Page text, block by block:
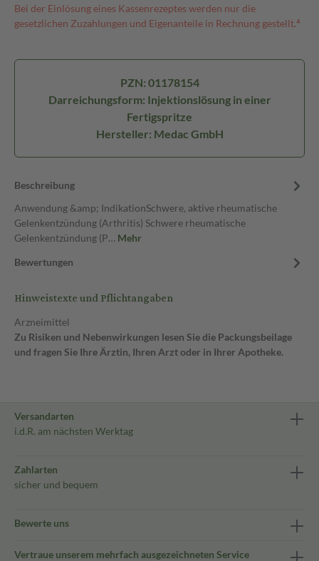
Bei der Einlösung eines Kassenrezeptes werden nur die
gesetzlichen Zuzahlungen und Eigenanteile in Rechnung gestellt.⁴
PZN: 01178154
Darreichungsform: Injektionslösung in einer
Fertigspritze
Hersteller: Medac GmbH
Beschreibung
Anwendung &amp; IndikationSchwere, aktive rheumatische
Gelenkentzündung (Arthritis) Schwere rheumatische
Gelenkentzündung (P… Mehr
Bewertungen
Hinweistexte und Pflichtangaben
Arzneimittel
Zu Risiken und Nebenwirkungen lesen Sie die Packungsbeilage
und fragen Sie Ihre Ärztin, Ihren Arzt oder in Ihrer Apotheke.
Versandarten
i.d.R. am nächsten Werktag
Zahlarten
sicher und bequem
Bewerte uns
Vertraue unserem mehrfach ausgezeichneten Service